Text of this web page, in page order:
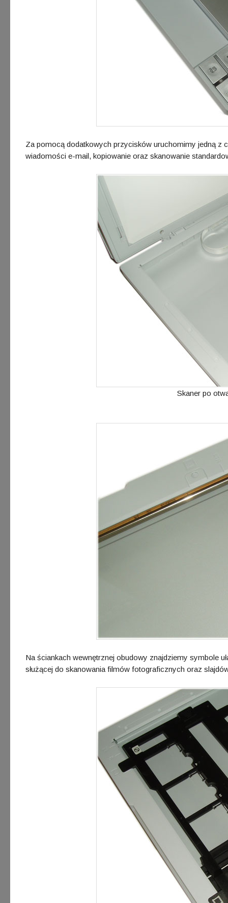
Za pomocą dodatkowych przycisków uruchomimy jedną z
wiadomości e-mail, kopiowanie oraz skanowanie
Skaner po
Na ściankach wewnętrznej obudowy znajdziemy symbole
służącej do skanowania filmów fotograficznych oraz